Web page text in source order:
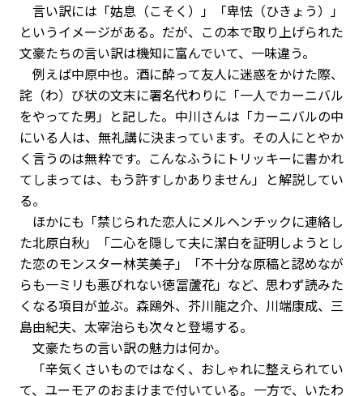
言い訳には「姑息（こそく）」「卑怯（ひきょう）」
というイメージがある。だが、この本で取り上げられた
文豪たちの言い訳は機知に富んでいて、一味違う。
例えば中原中也。酒に酔って友人に迷惑をかけた際、
詫（わ）び状の文末に署名代わりに「一人でカーニバル
をやってた男」と記した。中川さんは「カーニバルの中
にいる人は、無礼講に決まっています。その人にとやか
く言うのは無粋です。こんなふうにトリッキーに書かれ
てしまっては、もう許すしかありません」と解説してい
る。
ほかにも「禁じられた恋人にメルヘンチックに連絡し
た北原白秋」「二心を隠して夫に潔白を証明しようとし
た恋のモンスター林芙美子」「不十分な原稿と認めなが
らも一ミリも悪びれない徳冨蘆花」など、思わず読みた
くなる項目が並ぶ。森鴎外、芥川龍之介、川端康成、三
島由紀夫、太宰治らも次々と登場する。
文豪たちの言い訳の魅力は何か。
「辛気くさいものではなく、おしゃれに整えられてい
て、ユーモアのおまけまで付いている。一方で、いたわ